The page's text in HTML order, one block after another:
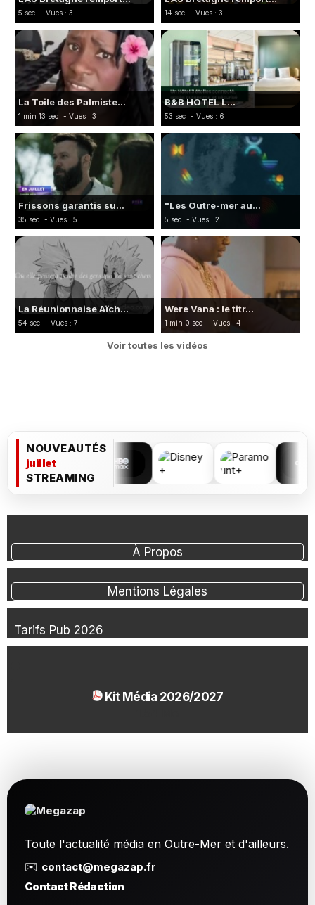
5 sec - Vues : 3 14 sec - Vues : 3
La Toile des Palmiste...
1 min 13 sec - Vues : 3
B&B HOTEL L...
53 sec - Vues : 6
Frissons garantis su...
35 sec - Vues : 5
"Les Outre-mer au...
5 sec - Vues : 2
La Réunionnaise Aïch...
54 sec - Vues : 7
Were Vana : le titr...
1 min 0 sec - Vues : 4
Voir toutes les vidéos
NOUVEAUTÉS
juillet
STREAMING
À Propos
Mentions Légales
Tarifs Pub 2026
Kit Média 2026/2027
Toute l'actualité média en Outre-Mer et d'ailleurs.
✉️ contact@megazap.fr
Contact Rédaction